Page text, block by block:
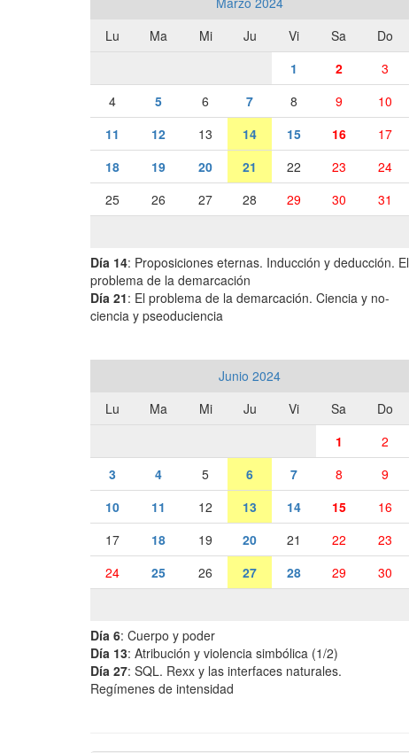
Lu
Ma Mi Ju Vi Sa
Do
1
2
3
4
5 6 7 8 9
10
11
12 13 14 15 16
17
18
19 20 21 22 23
24
25
26 27 28 29 30 31
Día 14: Proposiciones eternas. Inducción y deducción. El
problema de la demarcación
Día 21: El problema de la demarcación. Ciencia y no-
ciencia y pseoduciencia
Junio 2024
Lu
Ma Mi Ju Vi Sa
Do
1
2
3
4 5 6 7 8
9
10
11 12 13 14 15
16
17
18 19 20 21 22
23
24
25 26 27 28 29 30
Día 6: Cuerpo y poder
Día 13: Atribución y violencia simbólica (1/2)
Día 27: SQL. Rexx y las interfaces naturales.
Regímenes de intensidad